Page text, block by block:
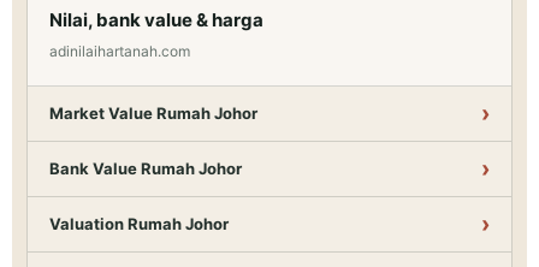
Nilai, bank value & harga
adinilaihartanah.com
Market Value Rumah Johor
Bank Value Rumah Johor
Valuation Rumah Johor